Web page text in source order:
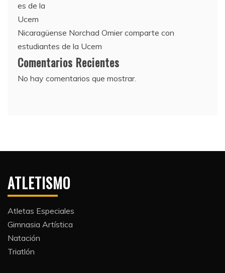
Nicaragüense Norchad Omier comparte con
estudiantes de la Ucem
Comentarios Recientes
No hay comentarios que mostrar.
ATLETISMO
Atletas Especiales
Gimnasia Artística
Natación​
Triatlón​